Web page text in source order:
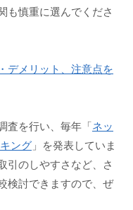
も慎重に選んでくださ
デメリット、注意点を
査を行い、毎年「ネッ
ング 」を発表していま
引のしやすさなど、さ
検討できますので、ぜ